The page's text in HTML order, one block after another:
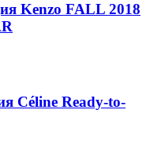
Kenzo FALL 2018
Céline Ready-to-